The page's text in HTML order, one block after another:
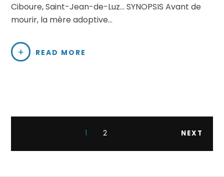
Ciboure, Saint-Jean-de-Luz… SYNOPSIS Avant de
mourir, la mère adoptive…
READ MORE
Pagination des
publications
PAGE
1 PAGE
2 NEXT